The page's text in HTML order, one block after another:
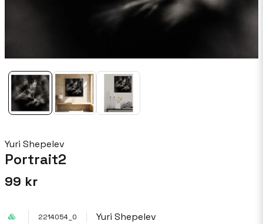
Yuri Shepelev
Portrait2
99 kr
2214054_0 Yuri Shepelev